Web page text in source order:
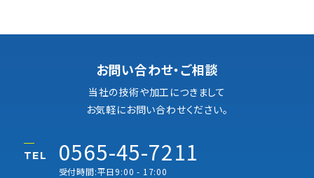
お問い合わせ・ご相談
当社の技術や加工につきまして
お気軽にお問い合わせください。
TEL 0565-45-7211
受付時間:平日9:00 - 17:00